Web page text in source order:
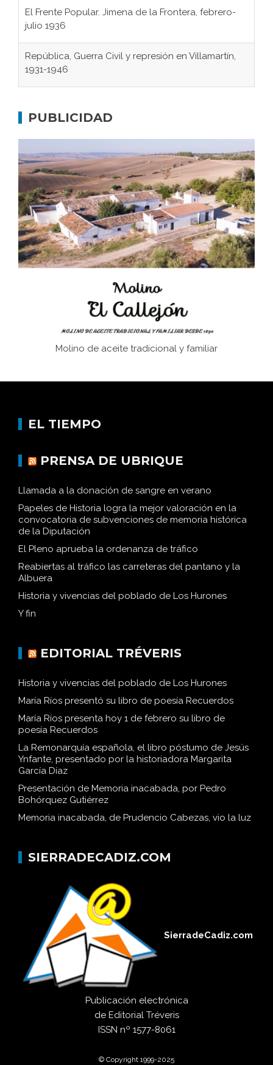
El Frente Popular. Jimena de la Frontera, febrero-
julio 1936
República, Guerra Civil y represión en Villamartín,
1931-1946
concentración nazis
Bornos
El Frente Popular. Ubrique, febrero-julio 1936
Juntar las letras. La alfabetización en el campo: del
afán de saber a la autogestión
Historia y vivencias del poblado de Los Hurones
PUBLICIDAD
Molino de aceite tradicional y familiar
EL TIEMPO
PRENSA DE UBRIQUE
Llamada a la donación de sangre en verano
Papeles de Historia logra la mejor valoración en la
convocatoria de subvenciones de memoria histórica
de la Diputación
El Pleno aprueba la ordenanza de tráfico
Reabiertas al tráfico las carreteras del pantano y la
Albuera
Historia y vivencias del poblado de Los Hurones
Y fin
EDITORIAL TRÉVERIS
Historia y vivencias del poblado de Los Hurones
María Ríos presentó su libro de poesía Recuerdos
María Ríos presenta hoy 1 de febrero su libro de
poesía Recuerdos
La Remonarquía española, el libro póstumo de Jesús
Ynfante, presentado por la historiadora Margarita
García Díaz
Presentación de Memoria inacabada, por Pedro
Bohórquez Gutiérrez
Memoria inacabada, de Prudencio Cabezas, vio la luz
SIERRADECADIZ.COM
SierradeCadiz.com
Publicación electrónica
de Editorial Tréveris
ISSN nº 1577-8061
© Copyright 1999-2025